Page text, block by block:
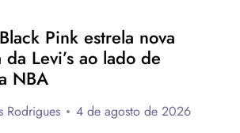
Pink estrela nova
Levi’s ao lado de
NBA
Rodrigues 4 de agosto de 2026